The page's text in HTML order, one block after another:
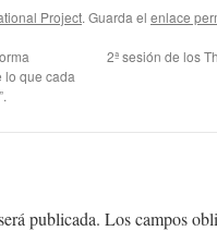
Project. Guarda el enlace
lo que cada
2ª sesión de los
publicada. Los campos